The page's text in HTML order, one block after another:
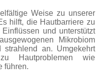
Weise zu unserer
hilft, die Hautbarriere zu
und unterstützt
Mikrobiom
an. Umgekehrt
Hautproblemen wie
führen.